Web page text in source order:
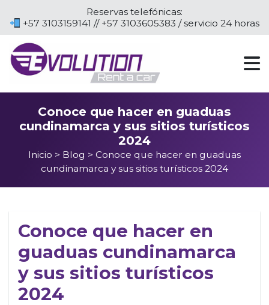
Reservas telefónicas:
+57 3103159141 // +57 3103605383 / servicio 24 horas
Conoce que hacer en guaduas
cundinamarca y sus sitios turísticos
2024
Inicio > Blog > Conoce que hacer en guaduas
cundinamarca y sus sitios turísticos 2024
Conoce que hacer en
guaduas cundinamarca
y sus sitios turísticos
2024